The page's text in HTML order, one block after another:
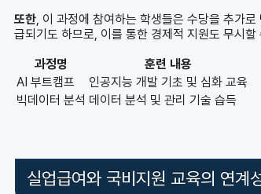
또한, 이 과정에 참여하는 학생들은 수당을 추가
급되기도 하므로, 이를 통한 경제적 지원도 무시할
과정명
훈련 내용
AI 부트캠프
인공지능 개발 기초 및 심화 교육
빅데이터 분석 데이터 분석 및 관리 기술 습득
실업급여와 국비지원 교육의 연계